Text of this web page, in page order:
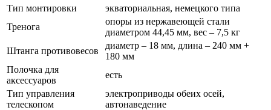
Тип монтировки
экваториальная, немецкого типа
Тренога
опоры из нержавеющей стали
диаметром 44,45 мм, вес – 7,5 кг
Штанга противовесов
диаметр – 18 мм, длина – 240 мм +
180 мм
Полочка для
аксессуаров
есть
Тип управления
телескопом
электроприводы обеих осей,
автонаведение